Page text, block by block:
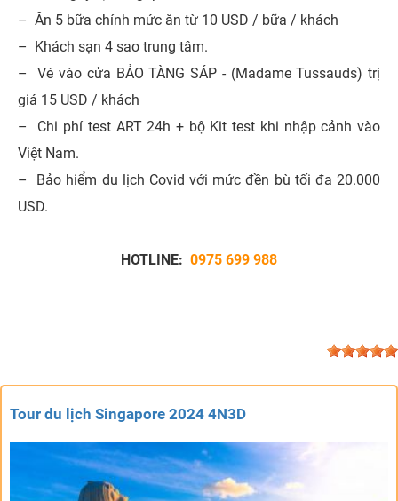
– Ăn 5 bữa chính mức ăn từ 10 USD / bữa / khách
– Khách sạn 4 sao trung tâm.
–Vé vào cửa BẢO TÀNG SÁP - (Madame Tussauds) trị
giá 15 USD / khách
– Chi phí test ART 24h + bộ Kit test khi nhập cảnh vào
Việt Nam.
– Bảo hiểm du lịch Covid với mức đền bù tối đa 20.000
USD.
HOTLINE: 0975 699 988
Tour du lịch Singapore 2024 4N3D